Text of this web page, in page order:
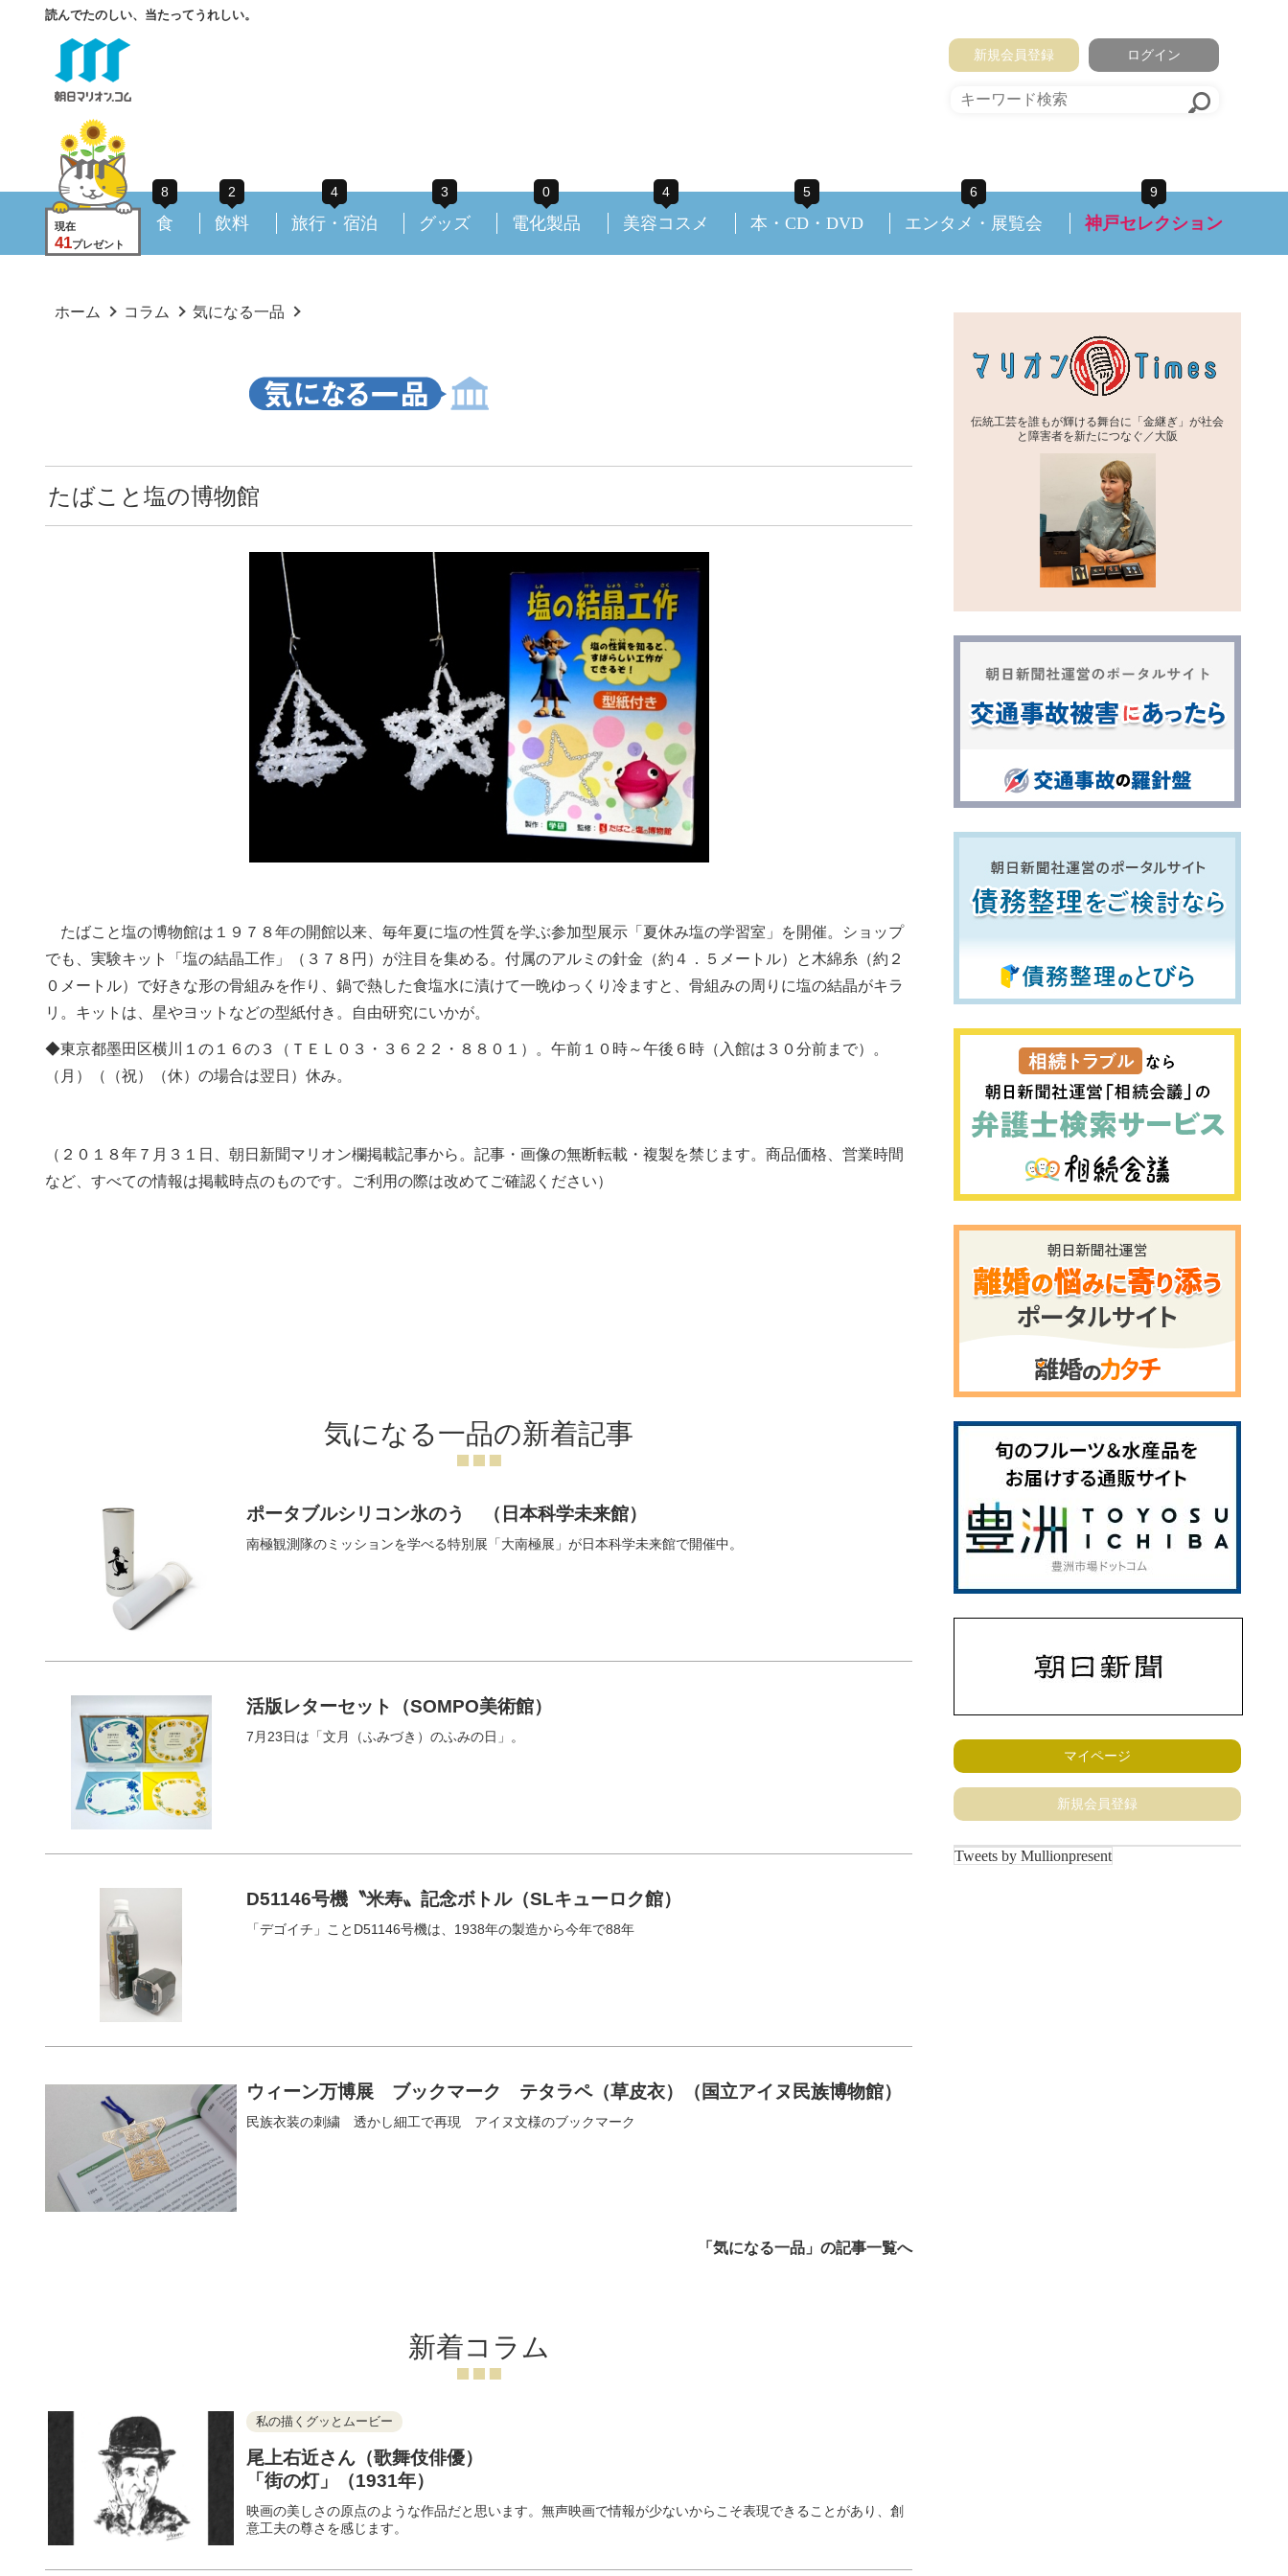
読んでたのしい、当たってうれしい。
新規会員登録 ログイン
現在
41プレゼント
8
食
2
飲料
4
旅行・宿泊
3
グッズ
0
電化製品
4
美容コスメ
5
本・CD・DVD
6
エンタメ・展覧会
9
神戸セレクション
ホーム コラム 気になる一品
たばこと塩の博物館
たばこと塩の博物館は１９７８年の開館以来、毎年夏に塩の性質を学ぶ参加型展示「夏休み塩の学習室」を開催。ショップ
でも、実験キット「塩の結晶工作」（３７８円）が注目を集める。付属のアルミの針金（約４．５メートル）と木綿糸（約２
０メートル）で好きな形の骨組みを作り、鍋で熱した食塩水に漬けて一晩ゆっくり冷ますと、骨組みの周りに塩の結晶がキラ
リ。キットは、星やヨットなどの型紙付き。自由研究にいかが。
◆東京都墨田区横川１の１６の３（ＴＥＬ０３・３６２２・８８０１）。午前１０時～午後６時（入館は３０分前まで）。
（月）（（祝）（休）の場合は翌日）休み。
（２０１８年７月３１日、朝日新聞マリオン欄掲載記事から。記事・画像の無断転載・複製を禁じます。商品価格、営業時間
など、すべての情報は掲載時点のものです。ご利用の際は改めてご確認ください）
気になる一品の新着記事
ポータブルシリコン氷のう （日本科学未来館）
南極観測隊のミッションを学べる特別展「大南極展」が日本科学未来館で開催中。
活版レターセット（SOMPO美術館）
7月23日は「文月（ふみづき）のふみの日」。
D51146号機〝米寿〟記念ボトル（SLキューロク館）
「デゴイチ」ことD51146号機は、1938年の製造から今年で88年
ウィーン万博展 ブックマーク テタラペ（草皮衣）（国立アイヌ民族博物館）
民族衣装の刺繍 透かし細工で再現 アイヌ文様のブックマーク
「気になる一品」の記事一覧へ
新着コラム
私の描くグッとムービー
尾上右近さん（歌舞伎俳優）
「街の灯」（1931年）
映画の美しさの原点のような作品だと思います。無声映画で情報が少ないからこそ表現できることがあり、創
意工夫の尊さを感じます。
伝統工芸を誰もが輝ける舞台に「金継ぎ」が社会
と障害者を新たにつなぐ／大阪
マイページ
新規会員登録
Tweets by Mullionpresent